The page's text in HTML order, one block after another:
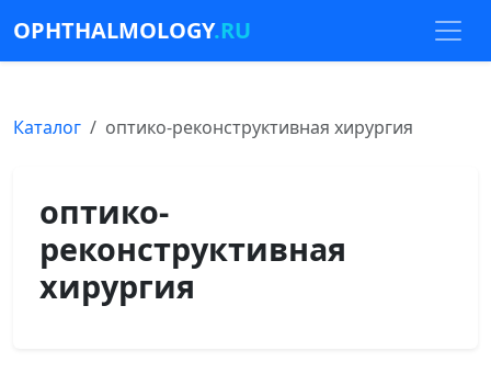
OPHTHALMOLOGY.RU
Каталог оптико-реконструктивная хирургия
оптико-
реконструктивная
хирургия